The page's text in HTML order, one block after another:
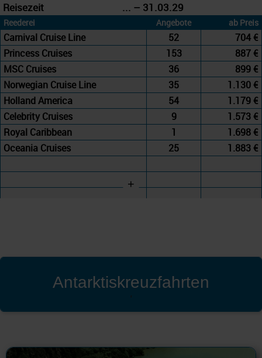
Reisezeit
... – 31.03.29
Reederei Angebote ab Preis
Carnival Cruise Line 52
704 €
Princess Cruises
153
887 €
MSC Cruises
36
899 €
Norwegian Cruise Line
35
1.130 €
Holland America
54
1.179 €
Celebrity Cruises
9
1.573 €
Royal Caribbean
1
1.698 €
Oceania Cruises
25 1.883 €
+
Antarktiskreuzfahrten
'